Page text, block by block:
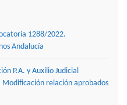
1288/2022.
Andalucía
P.A. y Auxilio Judicial
relación aprobados